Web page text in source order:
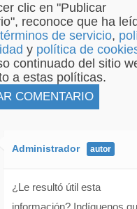
clic en "Publicar
reconoce que ha
términos de servicio,
y política de
continuado del sitio
a estas políticas.
Administrador
¿Le resultó útil esta
información? Indíquenos